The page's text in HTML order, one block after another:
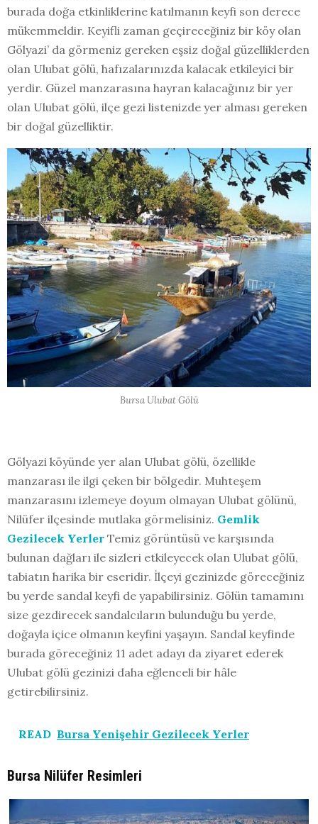
burada doğa etkinliklerine katılmanın keyfi son derece
mükemmeldir. Keyifli zaman geçireceğiniz bir köy olan
Gölyazi’ da görmeniz gereken eşsiz doğal güzelliklerden
olan Ulubat gölü, hafızalarınızda kalacak etkileyici bir
yerdir. Güzel manzarasına hayran kalacağınız bir yer
olan Ulubat gölü, ilçe gezi listenizde yer alması gereken
bir doğal güzelliktir.
Bursa Ulubat Gölü
Gölyazi köyünde yer alan Ulubat gölü, özellikle
manzarası ile ilgi çeken bir bölgedir. Muhteşem
manzarasını izlemeye doyum olmayan Ulubat gölünü,
Nilüfer ilçesinde mutlaka görmelisiniz. Gemlik
Gezilecek Yerler Temiz görüntüsü ve karşısında
bulunan dağları ile sizleri etkileyecek olan Ulubat gölü,
tabiatın harika bir eseridir. İlçeyi gezinizde göreceğiniz
bu yerde sandal keyfi de yapabilirsiniz. Gölün tamamını
size gezdirecek sandalcıların bulunduğu bu yerde,
doğayla içice olmanın keyfini yaşayın. Sandal keyfinde
burada göreceğiniz 11 adet adayı da ziyaret ederek
Ulubat gölü gezinizi daha eğlenceli bir hâle
getirebilirsiniz.
READ Bursa Yenişehir Gezilecek Yerler
Bursa Nilüfer Resimleri